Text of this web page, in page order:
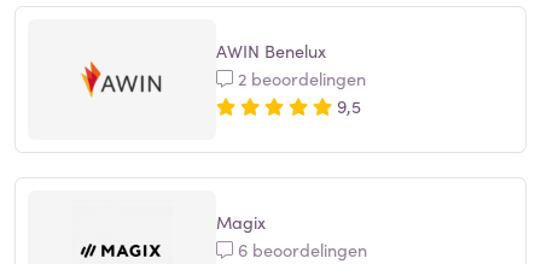
AWIN Benelux
2 beoordelingen
9,5
Magix
6 beoordelingen